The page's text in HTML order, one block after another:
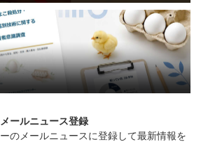
メールニュース登録
のメールニュースに登録して最新情報を